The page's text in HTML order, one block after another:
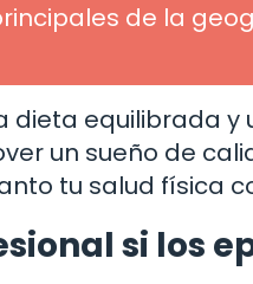
de la
dieta equilibrada
un sueño de
tu salud física
si los